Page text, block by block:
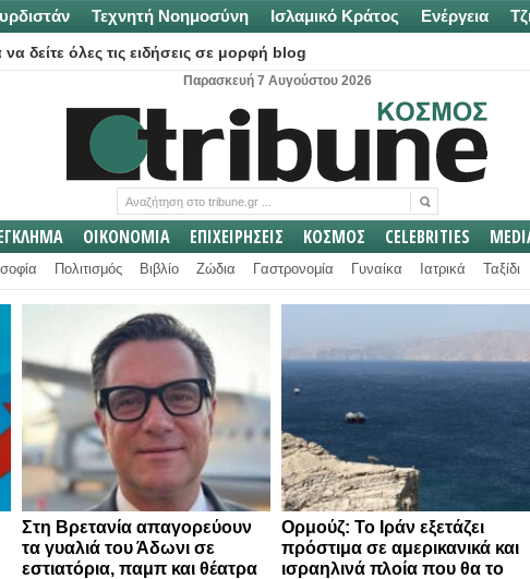
Τεχνητή Νοημοσύνη Ισλαμικό Κράτος Ενέργεια
δείτε όλες τις ειδήσεις σε μορφή blog
Παρασκευή 7 Αυγούστου 2026
ΟΙΚΟΝΟΜΙΑ ΕΠΙΧΕΙΡΗΣΕΙΣ ΚΟΣΜΟΣ CELEBRITIES
Πολιτισμός Βιβλίο Ζώδια Γαστρονομία Γυναίκα Ιατρικά Ταξίδι
Στη Βρετανία απαγορεύουν
τα γυαλιά του Άδωνι σε
εστιατόρια, παμπ και θέατρα
Ορμούζ: Το Ιράν εξετάζει
πρόστιμα σε αμερικανικά και
ισραηλινά πλοία που θα το